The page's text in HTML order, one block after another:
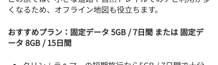
くなるため、オフライン地図も役立ちます。
おすすめプラン：固定データ 5GB / 7日間 または 固定デ
ータ 8GB / 15日間